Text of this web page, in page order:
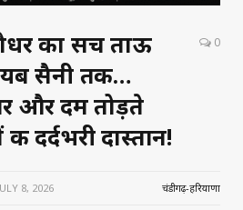
का सच ताऊ
सैनी तक…
और दम तोड़ते
दर्दभरी दास्तान!
0
8, 2026 चंडीगढ़-हरियाणा